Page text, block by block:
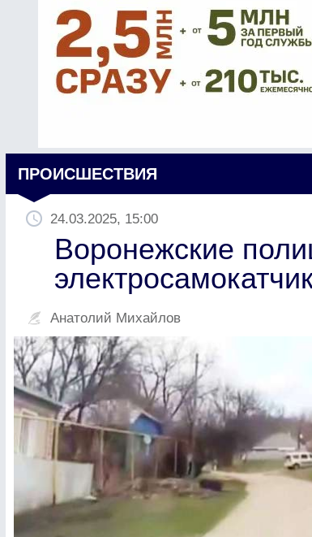
ПРОИСШЕСТВИЯ
24.03.2025, 15:00
Воронежские
Анатолий Михайлов